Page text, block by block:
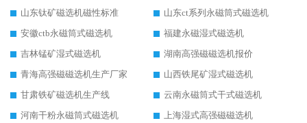
山东钛矿磁选机磁性标准
山东ct系列永磁筒式磁选机
安徽ctb永磁筒式磁选机
福建永磁湿式磁选机
吉林锰矿湿式磁选机
湖南高强磁磁选机报价
青海高强磁磁选机生产厂家
山西铁尾矿湿式磁选机
甘肃铁矿磁选机生产线
云南永磁筒式干式磁选机
河南干粉永磁筒式磁选机
上海湿式高强磁磁选机